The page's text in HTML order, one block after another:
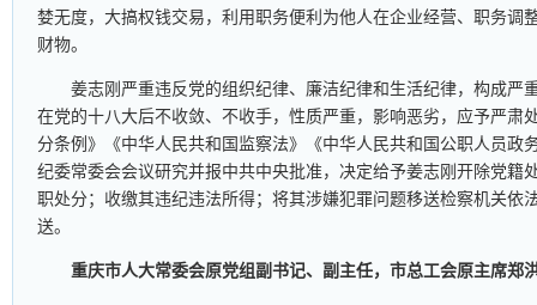
婪无度，大搞权钱交易，利用职务便利为他人在企业经营、职务调
财物。
姜志刚严重违反党的组织纪律、廉洁纪律和生活纪律，构成严
在党的十八大后不收敛、不收手，性质严重，影响恶劣，应予严肃
分条例》《中华人民共和国监察法》《中华人民共和国公职人员政
纪委常委会会议研究并报中共中央批准，决定给予姜志刚开除党籍
职处分；收缴其违纪违法所得；将其涉嫌犯罪问题移送检察机关依
送。
重庆市人大常委会原党组副书记、副主任，市总工会原主席郑